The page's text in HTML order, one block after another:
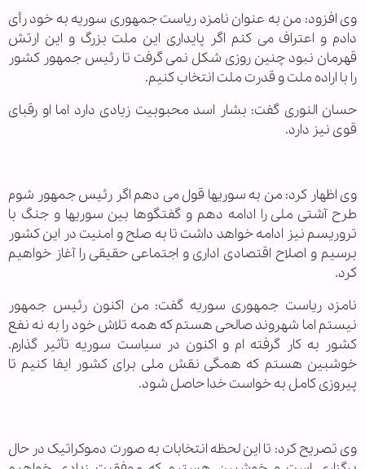
وی افزود: من به عنوان نامزد ریاست جمهوری سوریه به خود رأی
دادم و اعتراف می کنم اگر پایداری این ملت بزرگ و این ارتش
قهرمان نبود چنین روزی شکل نمی گرفت تا رئیس جمهور کشور
را با اراده ملت و قدرت ملت انتخاب کنیم.
حسان النوری گفت: بشار اسد محبوبیت زیادی دارد اما او رقبای
قوی نیز دارد.
وی اظهار کرد: من به سوریها قول می دهم اگر رئیس جمهور شوم
طرح آشتی ملی را ادامه دهم و گفتگوها بین سوریها و جنگ با
تروریسم نیز ادامه خواهد داشت تا به صلح و امنیت در این کشور
برسیم و اصلاح اقتصادی اداری و اجتماعی حقیقی را آغاز خواهیم
کرد.
نامزد ریاست جمهوری سوریه گفت: من اکنون رئیس جمهور
نیستم اما شهروند صالحی هستم که همه تلاش خود را به نه نفع
کشور به کار گرفته ام و اکنون در سیاست سوریه تأثیر گذارم.
خوشبین هستم که همگی نقش ملی برای کشور ایفا کنیم تا
پیروزی کامل به خواست خدا حاصل شود.
وی تصریح کرد: تا این لحظه انتخابات به صورت دموکراتیک در حال